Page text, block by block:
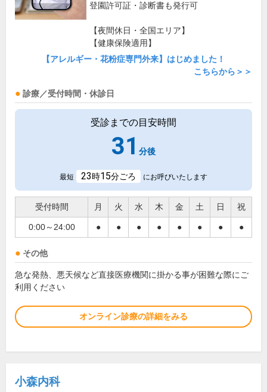
登園許可証・診断書も発行可
【夜間休日・全国エリア】
【健康保険適用】
【アレルギー・花粉症専門外来】はじめました！
こちらから＞＞
診療／受付時間・休診日
受診までの目安時間
31 分後
最短 23時15分ごろ にお呼びいたします
受付時間 月 火 水 木 金 土 日 祝
0:00～24:00 ● ● ● ● ● ● ● ●
その他
急な発熱、悪天候など直接医療機関に掛かる事が困難な際にご
利用ください
オンライン診療の詳細をみる
小森内科